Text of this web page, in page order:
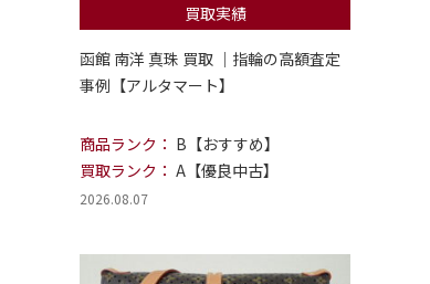
買取実績
函館 南洋 真珠 買取 ｜指輪の高額査定
事例【アルタマート】
商品ランク： B【おすすめ】
買取ランク： A【優良中古】
2026.08.07